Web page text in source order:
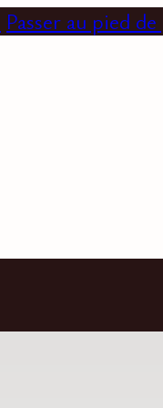
Passer au pied de